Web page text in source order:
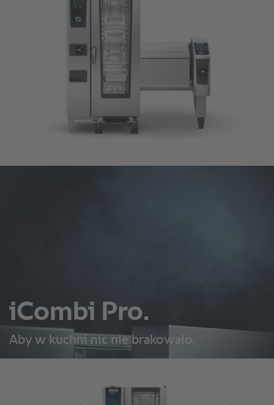
iCombi Pro.
Aby w kuchni nic nie brakowało.